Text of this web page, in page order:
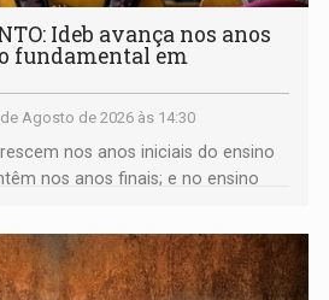
Ideb avança nos anos
fundamental em
Agosto de 2026 às 14:30
nos anos iniciais do ensino
nos anos finais; e no ensino